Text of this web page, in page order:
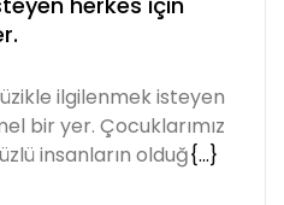
ilgilenmek isteyen
bir yer. Çocuklarımız
insanların olduğ{...}